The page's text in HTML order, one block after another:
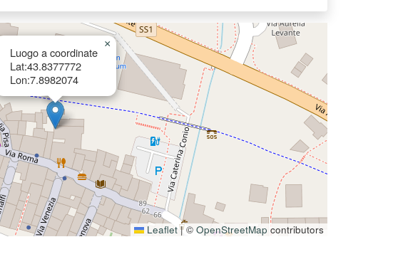
Luogo a coordinate
Lat:43.8377772
Lon:7.8982074
×
Leaflet |© OpenStreetMap contributors